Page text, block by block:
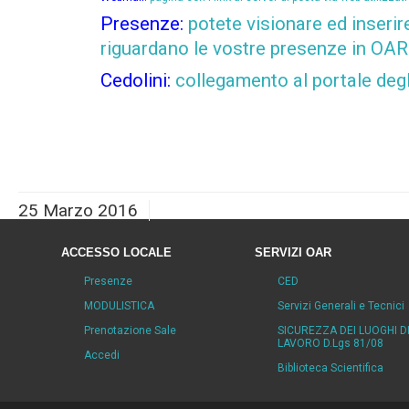
Presenze: potete visionare ed
riguardano le vostre presenze in OAR
Cedolini: collegamento al portale
25 Marzo 2016
ACCESSO LOCALE
Presenze
MODULISTICA
Prenotazione Sale
Accedi
SERVIZI OAR
CED
Servizi Generali e Tecnici
SICUREZZA DEI LUOGHI DI
LAVORO D.Lgs 81/08
Biblioteca Scientifica